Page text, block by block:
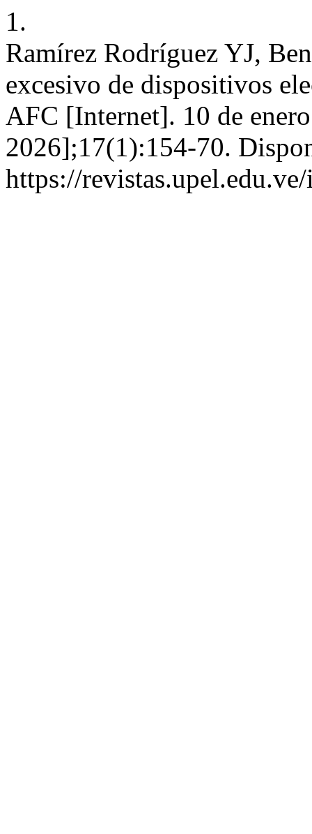
1.
Ramírez Rodríguez YJ,
excesivo de dispositivos
AFC [Internet]. 10 de
2026];17(1):154-70.
https://